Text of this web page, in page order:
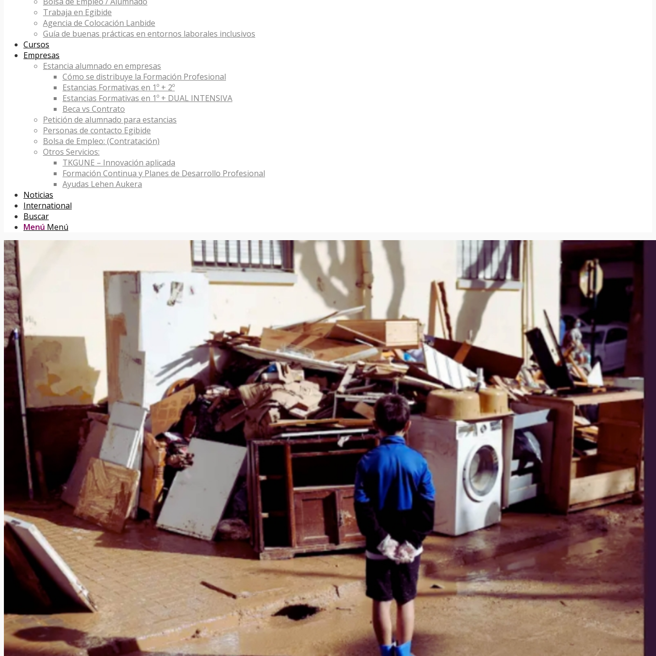
Trabaja en Egibide
Agencia de Colocación Lanbide
Guía de buenas prácticas en entornos laborales inclusivos
Cursos
Empresas
Estancia alumnado en empresas
Cómo se distribuye la Formación Profesional
Estancias Formativas en 1º + 2º
Estancias Formativas en 1º + DUAL INTENSIVA
Beca vs Contrato
Petición de alumnado para estancias
Personas de contacto Egibide
Bolsa de Empleo: (Contratación)
Otros Servicios:
TKGUNE – Innovación aplicada
Formación Continua y Planes de Desarrollo Profesional
Ayudas Lehen Aukera
Noticias
International
Buscar
Menú Menú